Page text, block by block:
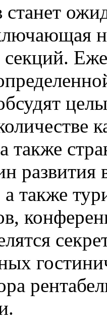
секций.
также
развития
также